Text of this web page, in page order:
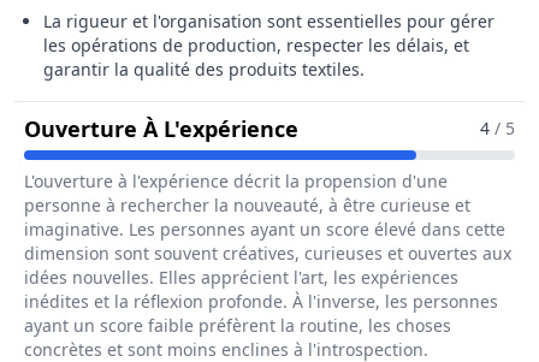
La rigueur et l'organisation sont essentielles pour gérer
les opérations de production, respecter les délais, et
garantir la qualité des produits textiles.
Ouverture À L'expérience Pour Le Métier De
4 / 5
L'ouverture à l'expérience décrit la propension d'une
personne à rechercher la nouveauté, à être curieuse et
imaginative. Les personnes ayant un score élevé dans cette
dimension sont souvent créatives, curieuses et ouvertes aux
idées nouvelles. Elles apprécient l'art, les expériences
inédites et la réflexion profonde. À l'inverse, les personnes
ayant un score faible préfèrent la routine, les choses
concrètes et sont moins enclines à l'introspection.